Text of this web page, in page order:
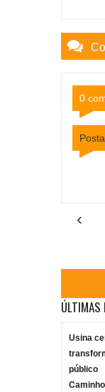
0
‹
ÚLTIMAS
Usina
público